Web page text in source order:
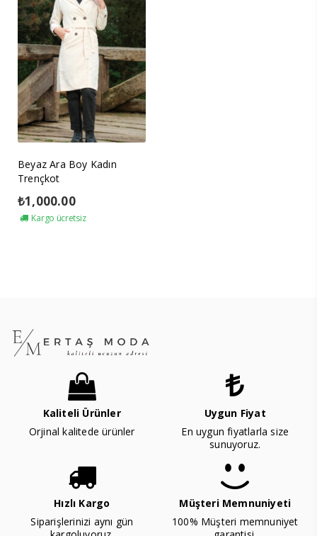
Beyaz Ara Boy Kadın
Trençkot
₺1,000.00
Kargo ücretsiz
Kaliteli Ürünler
Orjinal kalitede ürünler
Uygun Fiyat
En uygun fiyatlarla size
sunuyoruz.
Hızlı Kargo
Siparişlerinizi aynı gün
Müşteri Memnuniyeti
100% Müşteri memnuniyet